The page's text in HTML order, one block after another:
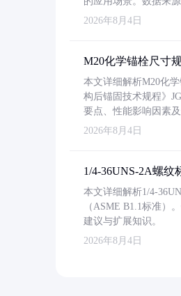
2026年8月4日
M20化学锚栓尺寸
本文详细解析M20化
构后锚固技术规程》
要点、性能影响因素
2026年8月4日
1/4-36UNS-2A螺纹
本文详细解析1/4-
（ASME B1.1标准）
建议与扩展知识。
2026年8月4日